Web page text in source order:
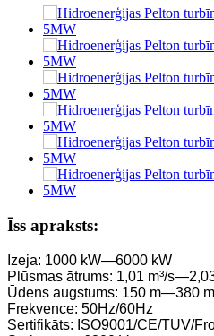
Īss apraksts:
Izeja: 1000 kW—6000 kW
Plūsmas ātrums: 1,01 m³/
Ūdens augstums: 150 m—380 m
Frekvence: 50Hz/60Hz
Sertifikāts: ISO9001/CE/TUV/